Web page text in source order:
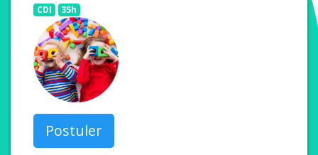
CDI 35h
Postuler